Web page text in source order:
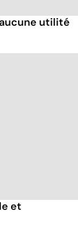
utilité
et